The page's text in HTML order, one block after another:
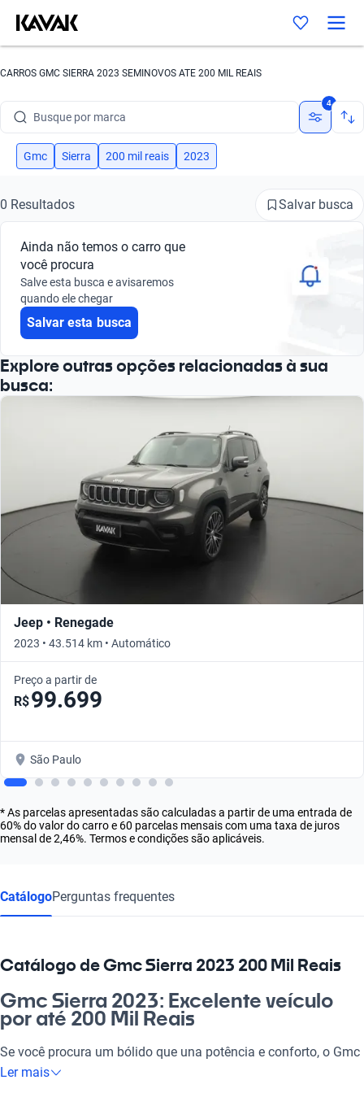
CARROS GMC SIERRA 2023 SEMINOVOS ATE 200 MIL REAIS
Busque por marca
Busque por modelo
Busque por ano
Busque por marca
Busque por modelo
Busque por ano
4
Gmc Sierra 200 mil reais 2023
0 Resultados Salvar busca
Ainda não temos o carro que
você procura
Salve esta busca e avisaremos
quando ele chegar
Salvar esta busca
Explore outras opções relacionadas à sua
busca:
Jeep • Renegade
2023 • 43.514 km • Automático
Preço a partir de
R$99.699
São Paulo
* As parcelas apresentadas são calculadas a partir de uma entrada de
60% do valor do carro e 60 parcelas mensais com uma taxa de juros
mensal de 2,46%. Termos e condições são aplicáveis.
CatálogoPerguntas frequentes
Catálogo de Gmc Sierra 2023 200 Mil Reais
Gmc Sierra 2023: Excelente veículo
por até 200 Mil Reais
Se você procura um bólido que una potência e conforto, o Gmc
Sierra 2023 é a escolha certa. Ideal para o dia a dia, seja no
Ler mais